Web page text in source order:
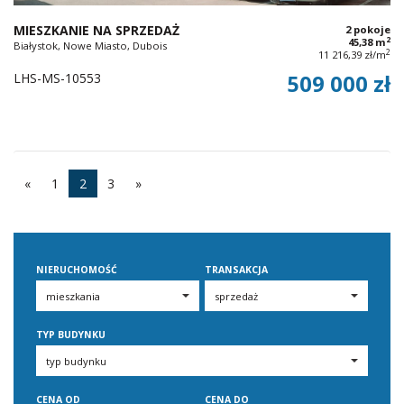
MIESZKANIE NA SPRZEDAŻ
Białystok, Nowe Miasto, Dubois
2 pokoje
45,38 m2
11 216,39 zł/m2
LHS-MS-10553 509 000 zł
« 1 2 3 »
NIERUCHOMOŚĆ TRANSAKCJA
TYP BUDYNKU
CENA OD CENA DO